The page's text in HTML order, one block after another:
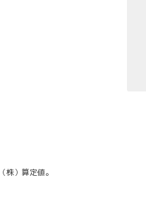
株）算定値。